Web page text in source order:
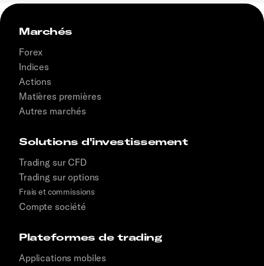
Marchés
Forex
Indices
Actions
Matières premières
Autres marchés
Solutions d'investissement
Trading sur CFD
Trading sur options
Frais et commissions
Compte société
Plateformes de trading
Applications mobiles